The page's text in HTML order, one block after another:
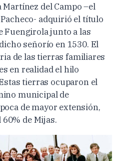
del Campo –el
adquirió el título
Fuengirola junto a las
señorío en 1530. El
de las tierras familiares
en realidad el hilo
tierras ocuparon el
municipal de
de mayor extensión,
de Mijas.